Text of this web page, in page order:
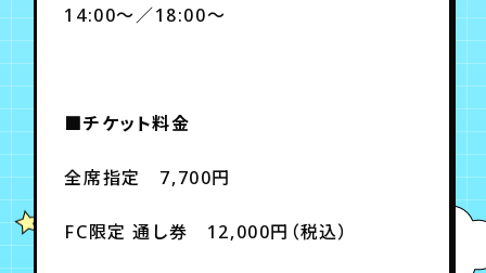
14:00～／18:00～
■チケット料金
全席指定 7,700円
FC限定 通し券 12,000円（税込）